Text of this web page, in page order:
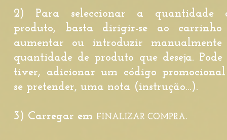
2) Para seleccionar a quantidade
produto, basta dirigir-se ao
aumentar ou introduzir
quantidade de produto que deseja. Pode
tiver, adicionar um código
se pretender, uma nota (instrução...).
3) Carregar em FINALIZAR COMPRA.